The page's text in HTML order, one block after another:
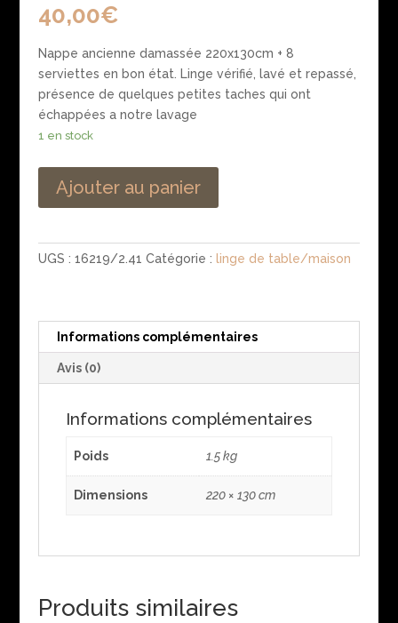
40,00€
Nappe ancienne damassée 220x130cm + 8
serviettes en bon état. Linge vérifié, lavé et repassé,
présence de quelques petites taches qui ont
échappées a notre lavage
1 en stock
Ajouter au panier
UGS : 16219/2.41 Catégorie : linge de table/maison
Informations complémentaires
Avis (0)
Informations complémentaires
Poids 1.5 kg
Dimensions 220 × 130 cm
Produits similaires